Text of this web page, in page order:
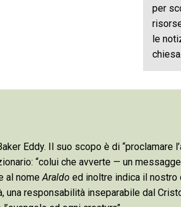
per
le
chiesa.
Eddy. Il suo scopo è di “proclamare
“colui che avverte — un
al nomeAraldo ed inoltre indica il nostro
responsabilità inseparabile dal